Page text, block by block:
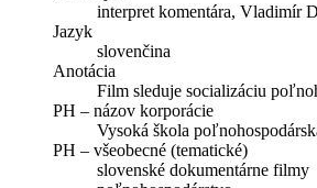
interpret komentára, Vladimír
Jazyk
slovenčina
Anotácia
Film sleduje socializáciu
PH – názov korporácie
Vysoká škola
PH – všeobecné (tematické)
slovenské dokumentárne filmy